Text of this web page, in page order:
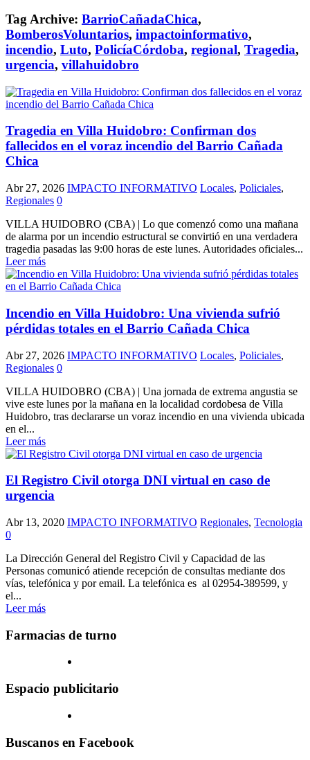
Tag Archive: BarrioCañadaChica,
BomberosVoluntarios, impactoinformativo,
incendio, Luto, PolicíaCórdoba, regional, Tragedia,
urgencia, villahuidobro
Tragedia en Villa Huidobro: Confirman dos
fallecidos en el voraz incendio del Barrio Cañada
Chica
Abr 27, 2026 IMPACTO INFORMATIVO Locales, Policiales,
Regionales 0
VILLA HUIDOBRO (CBA) | Lo que comenzó como una mañana
de alarma por un incendio estructural se convirtió en una verdadera
tragedia pasadas las 9:00 horas de este lunes. Autoridades oficiales...
Leer más
Incendio en Villa Huidobro: Una vivienda sufrió
pérdidas totales en el Barrio Cañada Chica
Abr 27, 2026 IMPACTO INFORMATIVO Locales, Policiales,
Regionales 0
VILLA HUIDOBRO (CBA) | Una jornada de extrema angustia se
vive este lunes por la mañana en la localidad cordobesa de Villa
Huidobro, tras declararse un voraz incendio en una vivienda ubicada
en el...
Leer más
El Registro Civil otorga DNI virtual en caso de
urgencia
Abr 13, 2020 IMPACTO INFORMATIVO Regionales, Tecnologia
0
La Dirección General del Registro Civil y Capacidad de las
Personas comunicó atiende recepción de consultas mediante dos
vías, telefónica y por email. La telefónica es al 02954-389599, y
el...
Leer más
Farmacias de turno
Espacio publicitario
Buscanos en Facebook